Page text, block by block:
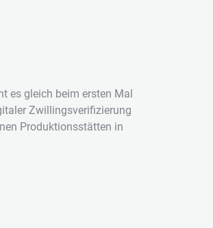
es gleich beim ersten Mal
Zwillingsverifizierung
Produktionsstätten in